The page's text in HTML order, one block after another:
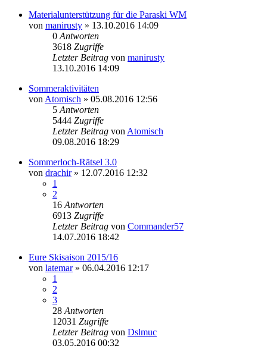
Materialunterstützung für die Paraski WM
von manirusty » 13.10.2016 14:09
0 Antworten
3618 Zugriffe
Letzter Beitrag von manirusty
13.10.2016 14:09
Sommeraktivitäten
von Atomisch » 05.08.2016 12:56
5 Antworten
5444 Zugriffe
Letzter Beitrag von Atomisch
09.08.2016 18:29
Sommerloch-Rätsel 3.0
von drachir» 12.07.2016 12:32
1
2
16 Antworten
6913 Zugriffe
Letzter Beitrag von Commander57
14.07.2016 18:42
Eure Skisaison 2015/16
von latemar» 06.04.2016 12:17
1
2
3
28 Antworten
12031 Zugriffe
Letzter Beitrag von Dslmuc
03.05.2016 00:32